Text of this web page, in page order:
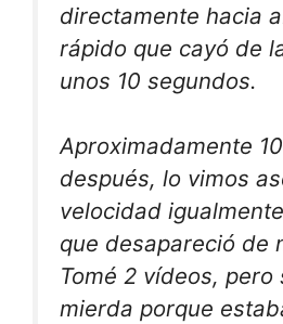
directamente hacia
rápido que cayó de
unos 10 segundos.
Aproximadamente
después, lo vimos
velocidad
que desapareció de
Tomé 2 vídeos, pero
mierda porque